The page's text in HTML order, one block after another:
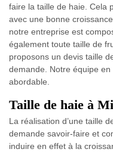
faire la taille de haie. Cela
avec une bonne
notre entreprise est
également toute taille de
proposons un devis taille
demande. Notre équipe
abordable.
Taille de haie à
La réalisation d’une taille
demande savoir-faire et
induire en effet à la